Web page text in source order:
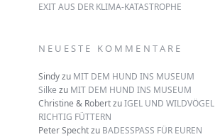
EXIT AUS DER KLIMA-KATASTROPHE
NEUESTE KOMMENTARE
Sindyzu MIT DEM HUND INS MUSEUM
Silke zu MIT DEM HUND INS MUSEUM
Christine & RobertzuIGEL UND WILDVÖGEL
RICHTIG FÜTTERN
Peter Spechtzu BADESSPASS FÜR EUREN